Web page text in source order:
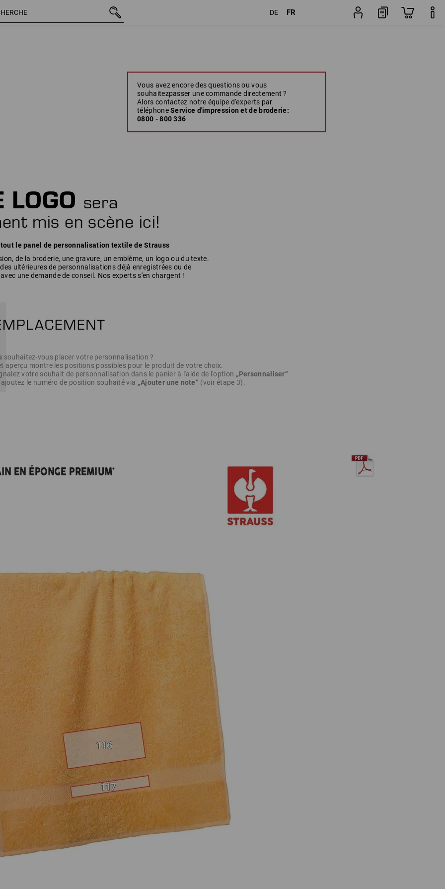
Vous avez encore des questions ou vous
souhaitezpasser une commande directement ?
Alors contactez notre équipe d'experts par
téléphoneService d'impression et de broderie:
0800 - 800 336
souhaitez-vous placer votre personnalisation ?
aperçu montre les positions possibles pour le produit de votre choix.
votre souhait de personnalisation dans le panier à l'aide de l'option „Personnaliser“
ajoutez le numéro de position souhaité via „Ajouter une note“ (voir étape 3).
tout le panel de personnalisation textile de Strauss
de la broderie, une gravure, un emblème, un logo ou du texte.
ultérieures de personnalisations déjà enregistrées ou de
une demande de conseil. Nos experts s'en chargent !
DE FR